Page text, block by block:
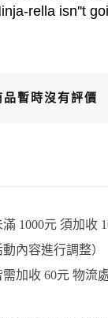
rella isn''t
品暫時沒有評價
1000元 須加收
內容進行調整）
加收 60元 物流